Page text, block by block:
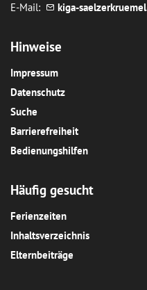
E-Mail:
k g -s lz rkr m l
Hinweise
Impressum
Datenschutz
Suche
Barrierefreiheit
Bedienungshilfen
Häufig gesucht
Ferienzeiten
Inhaltsverzeichnis
Elternbeiträge